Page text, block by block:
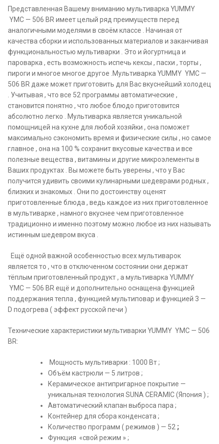
Представленная Вашему вниманию мультиварка YUMMY
YMC — 506 BR имеет целый ряд преимуществ перед
аналогичными моделями в своём классе . Начиная от
качества сборки и использованных материалов и заканчивая
функциональностью мультиварки . Это и йогуртница и
пароварка , есть возможность испечь кексы , пасхи , торты ,
пироги и многое многое другое .Мультиварка YUMMY YMC —
506 BR даже может приготовить для Вас вкуснейший холодец
. Учитывая , что все 52 программы автоматические ,
становится понятно , что любое блюдо приготовится
абсолютно легко . Мультиварка является уникальной
помощницей на кухне для любой хозяйки , она поможет
максимально сэкономить время и физические силы , но самое
главное , она на 100 % сохранит вкусовые качества и все
полезные вещества , витамины и другие микроэлементы в
Ваших продуктах . Вы можете быть уверены , что у Вас
получится удивить своими кулинарными шедеврами родных ,
близких и знакомых . Они по достоинству оценят
приготовленные блюда , ведь каждое из них приготовленное
в мультиварке , намного вкуснее чем приготовленное
традиционно и именно поэтому можно любое из них называть
истинным шедевром вкуса .
Ещё одной важной особенностью всех мультиварок
является то , что в отключенном состоянии они держат
тёплым приготовленный продукт , а мультиварка YUMMY
YMC — 506 BR ещё и дополнительно оснащена функцией
поддержания тепла , функцией мультиповар и функцией 3 —
D подогрева ( эффект русской печи )
Технические характеристики мультиварки YUMMY YMC — 506
BR:
Мощность мультиварки : 1000 Вт ;
Объём кастрюли — 5 литров ;
Керамическое антипригарное покрытие —
уникальная технология SUNA CERAMIC (Япония ) ;
Автоматический клапан выброса пара ;
Контейнер для сбора конденсата ;
Количество программ ( режимов ) — 52 ;
Функция «свой режим » ;